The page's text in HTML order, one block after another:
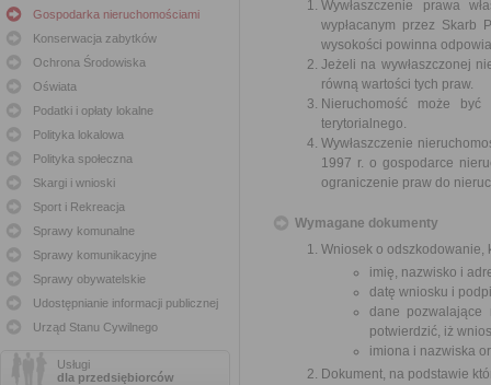
Gospodarka nieruchomościami
Konserwacja zabytków
Ochrona Środowiska
Oświata
Podatki i opłaty lokalne
Polityka lokalowa
Polityka społeczna
Skargi i wnioski
Sport i Rekreacja
Sprawy komunalne
Sprawy komunikacyjne
Sprawy obywatelskie
Udostępnianie informacji publicznej
Urząd Stanu Cywilnego
Usługi
dla przedsiębiorców
Wywłaszczenie prawa
wypłacanym przez Skarb
wysokości powinna
Jeżeli na wywłaszczonej
równą wartości tych praw.
Nieruchomość może
terytorialnego.
Wywłaszczenie
1997 r. o gospodarce
ograniczenie praw do
Wymagane dokumenty
Wniosek o odszkodowanie,
imię, nazwisko i
datę wniosku i
dane pozwalające
potwierdzić, iż
imiona i nazwiska
Dokument, na podstawie